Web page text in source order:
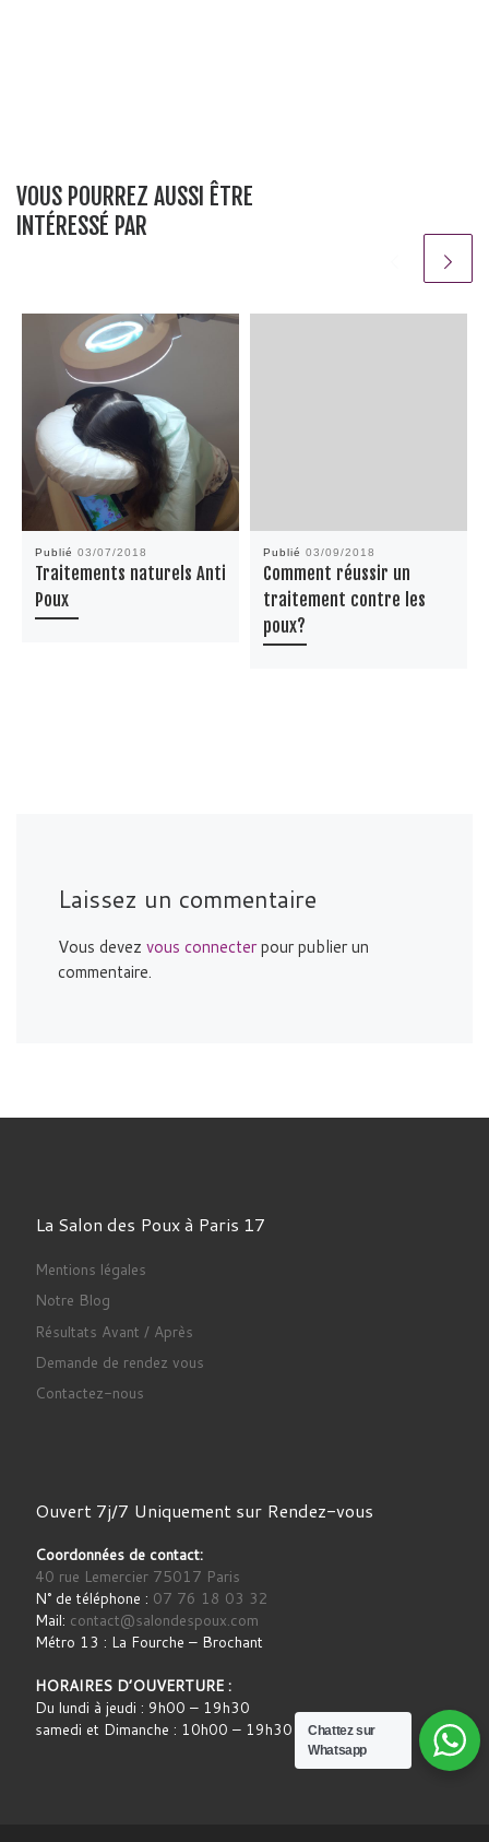
VOUS POURREZ AUSSI ÊTRE
INTÉRESSÉ PAR
Publié 03/07/2018
Traitements naturels Anti
Poux
Publié 03/09/2018
Comment réussir un
traitement contre les
poux?
Laissez un commentaire
Vous devez vous connecterpour publier un
commentaire.
La Salon des Poux à Paris 17
Mentions légales
Notre Blog
Résultats Avant / Après
Demande de rendez vous
Contactez-nous
Ouvert 7j/7 Uniquement sur Rendez-vous
Coordonnées de contact:
40 rue Lemercier 75017 Paris
N° de téléphone : 07 76 18 03 32
Mail: contact@salondespoux.com
Métro 13 : La Fourche – Brochant
HORAIRES D’OUVERTURE :
Du lundi à jeudi : 9h00 – 19h30
samedi et Dimanche : 10h00 – 19h30
Chattez sur
Whatsapp